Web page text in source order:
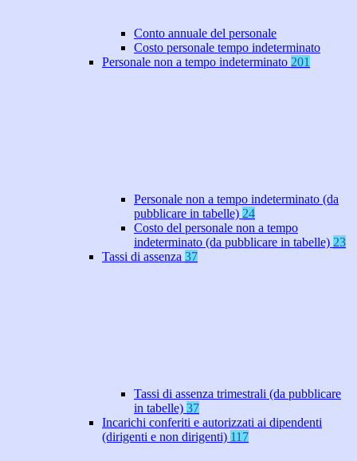
Conto annuale del personale
Costo personale tempo indeterminato
Personale non a tempo indeterminato 201
Personale non a tempo indeterminato (da
pubblicare in tabelle) 24
Costo del personale non a tempo
indeterminato (da pubblicare in tabelle) 23
Tassi di assenza 37
Tassi di assenza trimestrali (da pubblicare
in tabelle) 37
Incarichi conferiti e autorizzati ai dipendenti
(dirigenti e non dirigenti) 117